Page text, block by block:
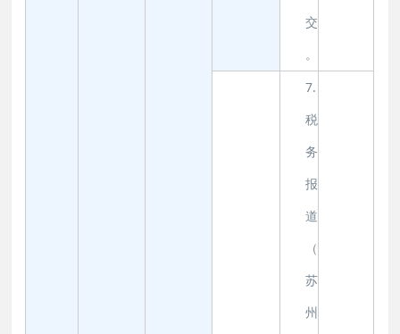
交
。
7.
税
务
报
道
（
苏
州